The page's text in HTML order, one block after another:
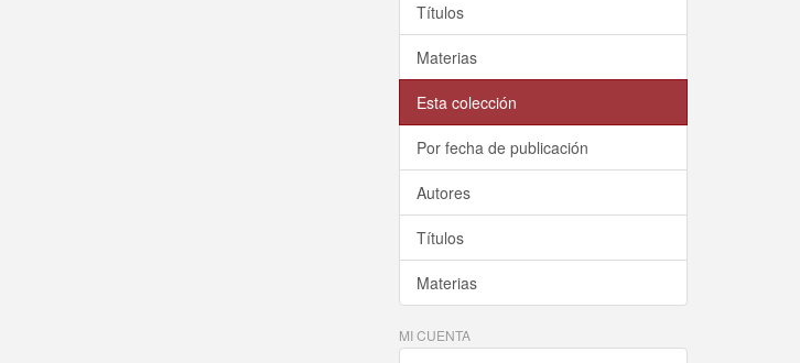
Títulos
Materias
Esta colección
Por fecha de publicación
Autores
Títulos
Materias
MI CUENTA